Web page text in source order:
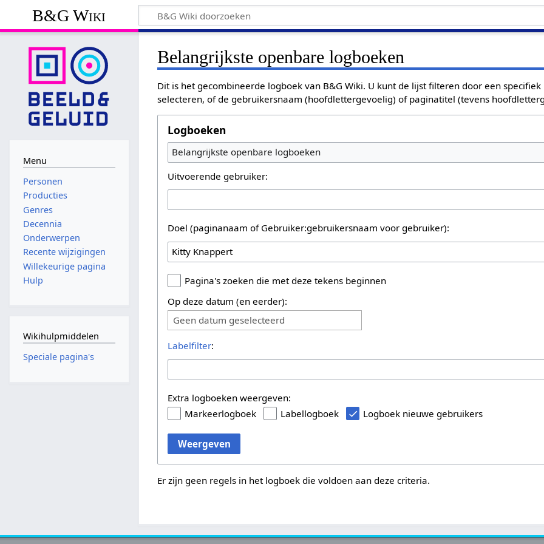
B&G Wiki
Belangrijkste openbare logboeken
Dit is het gecombineerde logboek van B&G Wiki. U kunt de lijst filteren door een
selecteren, of de gebruikersnaam (hoofdlettergevoelig) of paginatitel (tevens
Logboeken
Belangrijkste openbare logboeken
Uitvoerende gebruiker:
Doel (paginanaam of Gebruiker:gebruikersnaam voor gebruiker):
Pagina's zoeken die met deze tekens beginnen
Op deze datum (en eerder):
Geen datum geselecteerd
Labelfilter:
Extra logboeken weergeven:
Markeerlogboek
Labellogboek Logboek nieuwe gebruikers
Weergeven
Er zijn geen regels in het logboek die voldoen aan deze criteria.
Menu
Personen
Producties
Genres
Decennia
Onderwerpen
Recente wijzigingen
Willekeurige pagina
Hulp
Wikihulpmiddelen
Speciale pagina's